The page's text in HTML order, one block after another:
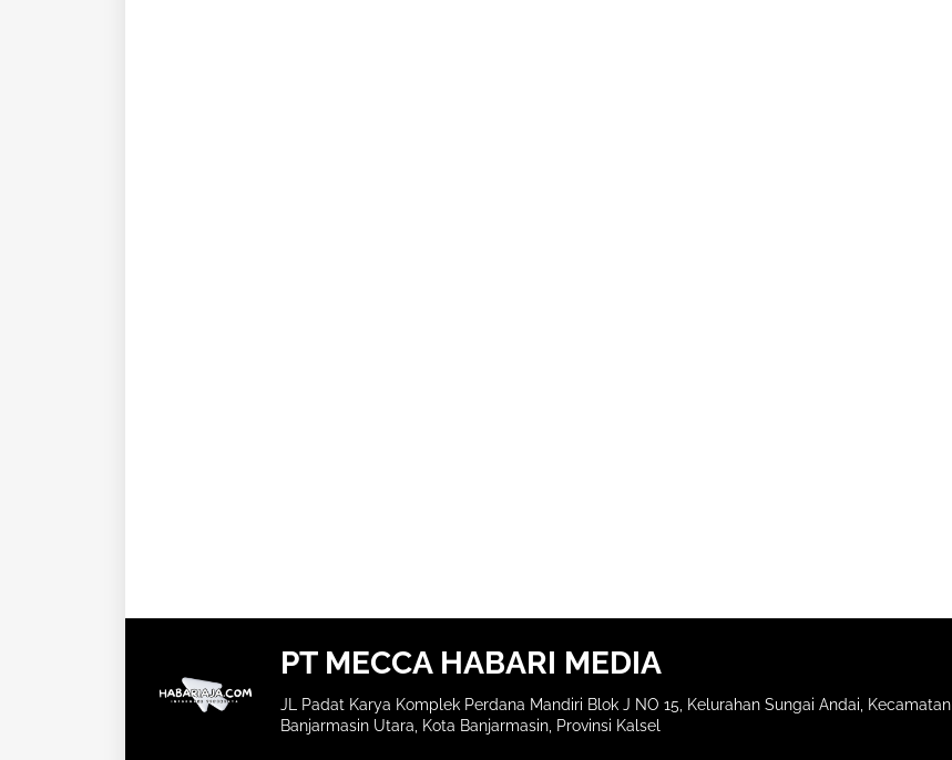
PT MECCA HABARI MEDIA
JL Padat Karya Komplek Perdana Mandiri Blok J NO 15, Kelurahan Sungai Andai, Kecamatan
Banjarmasin Utara, Kota Banjarmasin, Provinsi Kalsel